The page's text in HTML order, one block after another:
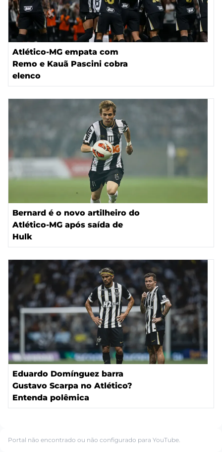
Atlético-MG empata com
Remo e Kauã Pascini cobra
elenco
Bernard é o novo artilheiro do
Atlético-MG após saída de
Hulk
Eduardo Domínguez barra
Gustavo Scarpa no Atlético?
Entenda polêmica
Portal não encontrado ou não configurado para YouTube.